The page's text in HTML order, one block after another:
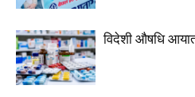
विदेशी औषधि